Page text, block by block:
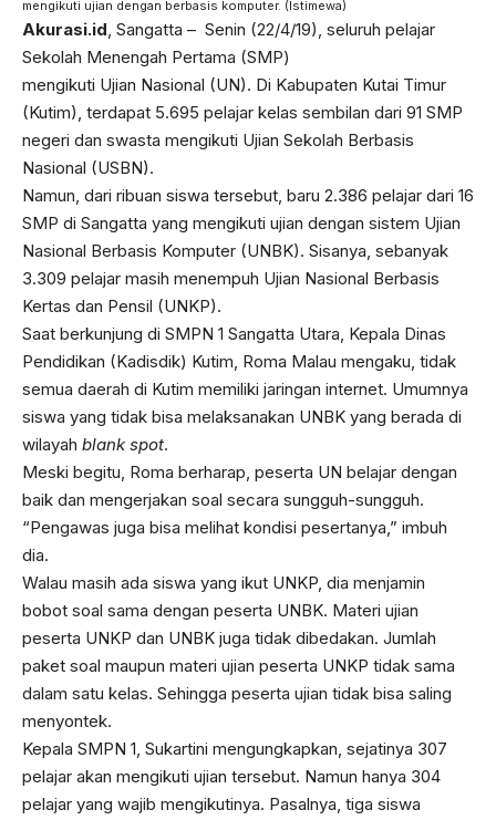
mengikuti ujian dengan berbasis komputer. (Istimewa)
Akurasi.id, Sangatta – Senin (22/4/19), seluruh pelajar
Sekolah Menengah Pertama (SMP)
mengikuti Ujian Nasional (UN). Di Kabupaten Kutai Timur
(Kutim), terdapat 5.695 pelajar kelas sembilan dari 91 SMP
negeri dan swasta mengikuti Ujian Sekolah Berbasis
Nasional (USBN).
Namun, dari ribuan siswa tersebut, baru 2.386 pelajar dari 16
SMP di Sangatta yang mengikuti ujian dengan sistem Ujian
Nasional Berbasis Komputer (UNBK). Sisanya, sebanyak
3.309 pelajar masih menempuh Ujian Nasional Berbasis
Kertas dan Pensil (UNKP).
Saat berkunjung di SMPN 1 Sangatta Utara, Kepala Dinas
Pendidikan (Kadisdik) Kutim, Roma Malau mengaku, tidak
semua daerah di Kutim memiliki jaringan internet. Umumnya
siswa yang tidak bisa melaksanakan UNBK yang berada di
wilayah blank spot.
Meski begitu, Roma berharap, peserta UN belajar dengan
baik dan mengerjakan soal secara sungguh-sungguh.
“Pengawas juga bisa melihat kondisi pesertanya,” imbuh
dia.
Walau masih ada siswa yang ikut UNKP, dia menjamin
bobot soal sama dengan peserta UNBK. Materi ujian
peserta UNKP dan UNBK juga tidak dibedakan. Jumlah
paket soal maupun materi ujian peserta UNKP tidak sama
dalam satu kelas. Sehingga peserta ujian tidak bisa saling
menyontek.
Kepala SMPN 1, Sukartini mengungkapkan, sejatinya 307
pelajar akan mengikuti ujian tersebut. Namun hanya 304
pelajar yang wajib mengikutinya. Pasalnya, tiga siswa